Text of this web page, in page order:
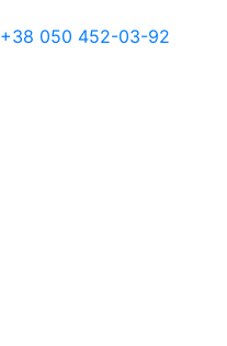
+38 050 452-03-92